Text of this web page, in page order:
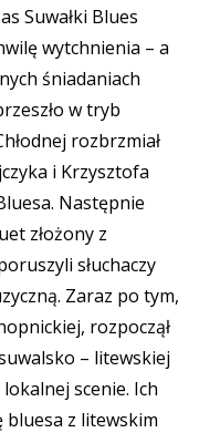
Suwałki Blues
wytchnienia – a
śniadaniach
w tryb
rozbrzmiał
i Krzysztofa
Następnie
złożony z
słuchaczy
Zaraz po tym,
rozpoczął
– litewskiej
scenie. Ich
bluesa z litewskim